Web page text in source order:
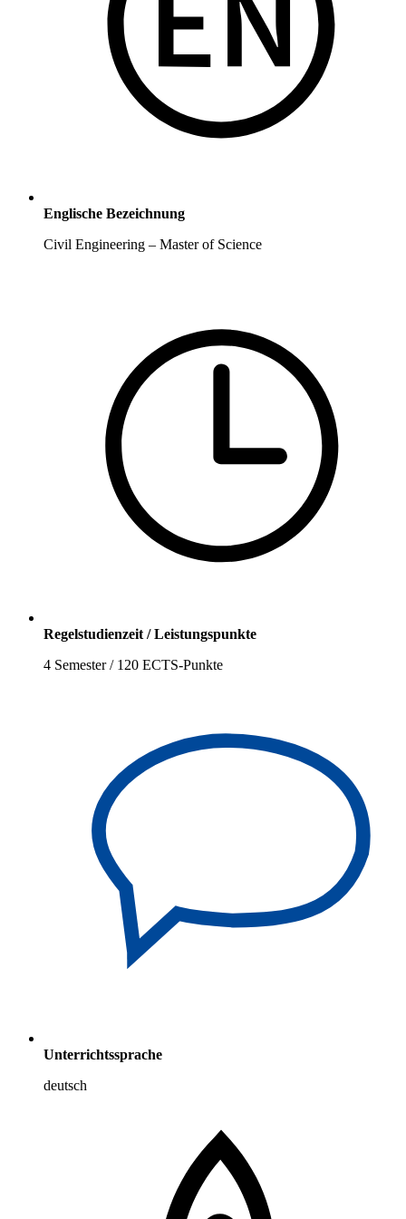
Englische Bezeichnung
Civil Engineering – Master of Science
Regelstudienzeit / Leistungspunkte
4 Semester / 120 ECTS-Punkte
Unterrichtssprache
deutsch